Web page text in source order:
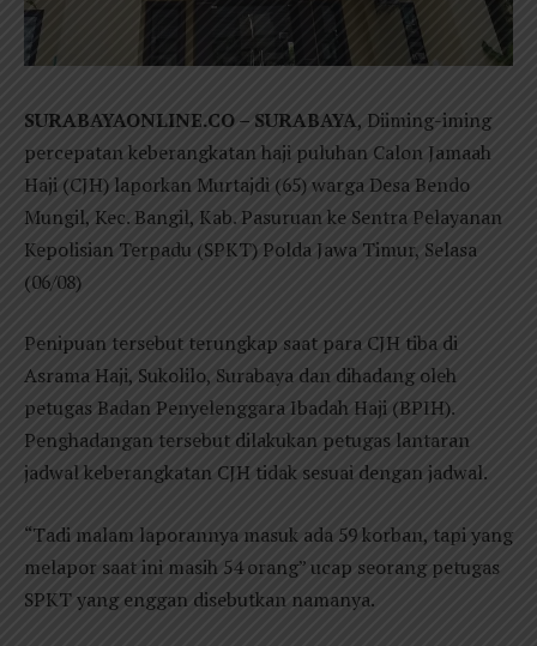
SURABAYAONLINE.CO – SURABAYA, Diiming-iming
percepatan keberangkatan haji puluhan Calon Jamaah
Haji (CJH) laporkan Murtajdi (65) warga Desa Bendo
Mungil, Kec. Bangil, Kab. Pasuruan ke Sentra Pelayanan
Kepolisian Terpadu (SPKT) Polda Jawa Timur, Selasa
(06/08)
Penipuan tersebut terungkap saat para CJH tiba di
Asrama Haji, Sukolilo, Surabaya dan dihadang oleh
petugas Badan Penyelenggara Ibadah Haji (BPIH).
Penghadangan tersebut dilakukan petugas lantaran
jadwal keberangkatan CJH tidak sesuai dengan jadwal.
“Tadi malam laporannya masuk ada 59 korban, tapi yang
melapor saat ini masih 54 orang” ucap seorang petugas
SPKT yang enggan disebutkan namanya.